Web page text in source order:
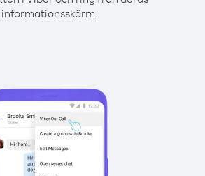
informationsskärm